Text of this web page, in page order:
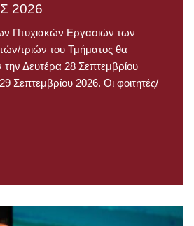
2026
Πτυχιακών Εργασιών των
τριών του Τμήματος θα
Δευτέρα 28 Σεπτεμβρίου
Σεπτεμβρίου 2026. Οι φοιτητές/